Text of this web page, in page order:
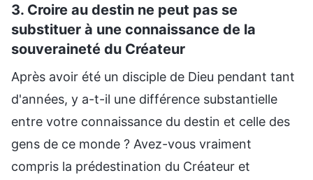
3. Croire au destin ne peut pas se
substituer à une connaissance de la
souveraineté du Créateur
Après avoir été un disciple de Dieu pendant tant
d'années, y a-t-il une différence substantielle
entre votre connaissance du destin et celle des
gens de ce monde ? Avez-vous vraiment
compris la prédestination du Créateur et